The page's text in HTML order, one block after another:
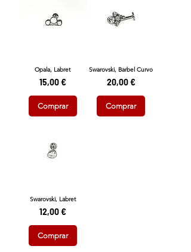
Opala, Labret
Preço
15,00 €
Comprar
Swarovski, Barbel Curvo
Preço
20,00 €
Comprar
Swarovski, Labret
Preço
12,00 €
Comprar